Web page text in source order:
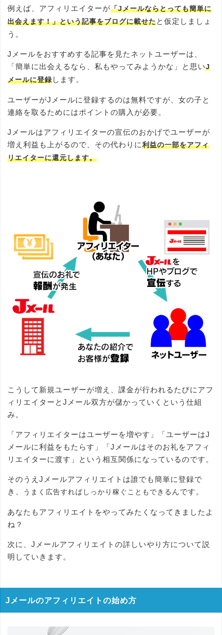
例えば、アフィリエイターが「Jメールならとっても簡単に
出会えます！」という記事をブログに載せたと仮定しましょ
う。
Jメールをおすすめする記事を見たネットユーザーは、
「簡単に出会えるなら、私もやってみようかな」と思いJ
メールに登録します。
ユーザーがJメールに登録するのは無料ですが、女の子と
連絡を取るためにはポイントの購入が必要。
Jメールはアフィリエイターの宣伝のおかげでユーザーが
増え利益も上がるので、その代わりに利益の一部をアフィ
リエイターに還元します。
こうして新規ユーザーが増え、課金が行われるたびにアフ
ィリエイターとJメール双方が儲かっていくという仕組
み。
「アフィリエイターはユーザーを増やす」「ユーザーはJ
メールに利益をもたらす」「Jメールはそのお礼をアフィ
リエイターに渡す」という相互関係になっているのです。
そのうえJメールアフィリエイトは誰でも簡単に登録で
き、
うまく広告すればしっかり稼ぐこともできる んです。
あなたもアフィリエイトをやってみたくなってきましたよ
ね？
次に、Jメールアフィリエイトの詳しいやり方について説
明していきます。
Jメールのアフィリエイトの始め方